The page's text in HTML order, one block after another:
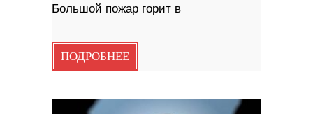
Большой пожар горит в
ПОДРОБНЕЕ